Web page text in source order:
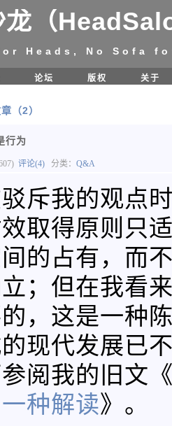
龙（
Heads, No Sofa
论坛 版权 关于
（2）
行为
评论(4) 分类： Q&A
斥我的观点
取得原则只
的占有，而
；但在我看
，这是一种
现代发展已
阅我的旧文
种解读》。